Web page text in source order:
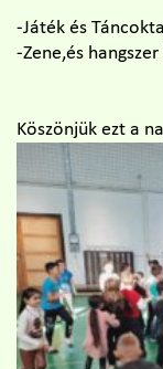
-Játék és
-Zene,és
Pál
Erdély
Köszönjük ezt a